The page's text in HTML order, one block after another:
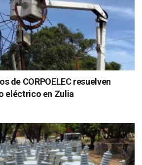
de CORPOELEC resuelven
eléctrico en Zulia